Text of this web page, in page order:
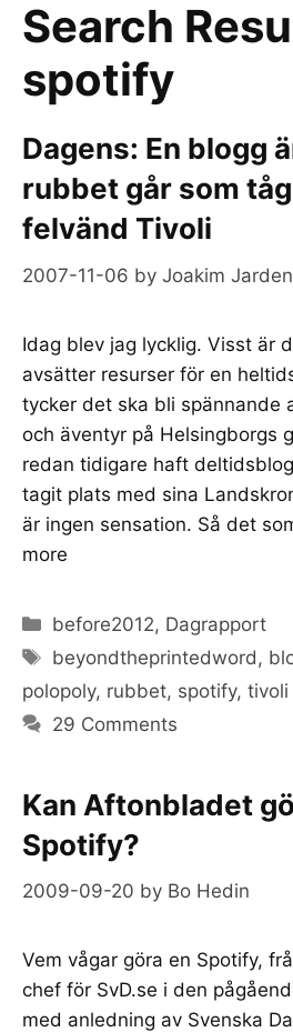
Search
spotify
Dagens: En blogg
rubbet går som
felvänd Tivoli
2007-11-06 by Joakim
Idag blev jag lycklig. Visst är
avsätter resurser för en
tycker det ska bli spännande
och äventyr på Helsingborgs
redan tidigare haft
tagit plats med sina
är ingen sensation. Så det
more
Categories
before2012, Dagrapport
Tags
beyondtheprintedword ,
polopoly, rubbet, spotify, tivoli
29 Comments
Kan Aftonbladet
Spotify?
2009-09-20 by Bo Hedin
Vem vågar göra en Spotify,
chef för SvD.se i den
med anledning av Svenska